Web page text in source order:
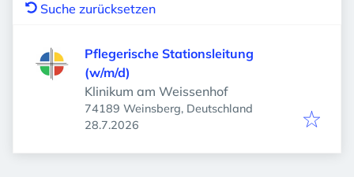
Suche zurücksetzen
Pflegerische Stationsleitung
(w/m/d)
Klinikum am Weissenhof
74189 Weinsberg, Deutschland
Veröffentlicht
28.7.2026